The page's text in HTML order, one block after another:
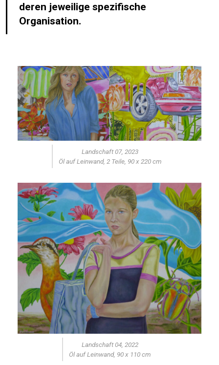
deren jeweilige spezifische
Organisation.
Landschaft 07, 2023
Öl auf Leinwand, 2 Teile, 90 x 220 cm
Landschaft 04, 2022
Öl auf Leinwand, 90 x 110 cm